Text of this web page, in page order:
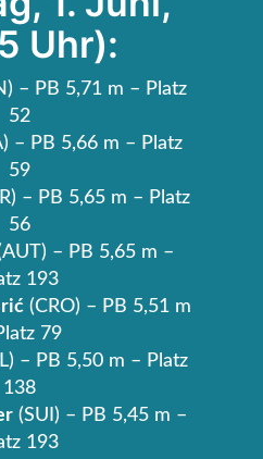
Uhr):
– PB 5,71 m – Platz
52
– PB 5,66 m – Platz
59
– PB 5,65 m – Platz
56
– PB 5,65 m –
193
(CRO) – PB 5,51 m
79
– PB 5,50 m – Platz
138
(SUI) – PB 5,45 m –
193